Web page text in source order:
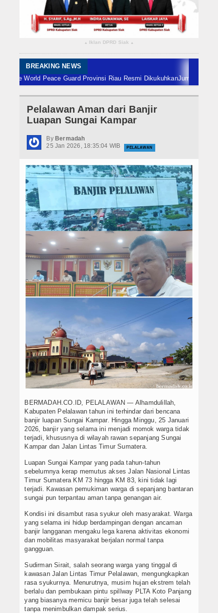
Indragiri Hulu
Kuansing
Siak
Nasional
Hukrim
Iptek
Politik
Berita Foto
Budaya & Pariwisata
Ekbis
Olahraga
▴ Iklan DPRD Siak ▴
BREAKING NEWS
Peace Guard Provinsi Riau Resmi DikukuhkanJumat 7 Agustus,
Pelalawan Aman dari Banjir
Luapan Sungai Kampar
By Bermadah
25 Jan 2026, 18:35:04 WIB
PELALAWAN
BERMADAH.CO.ID, PELALAWAN — Alhamdulillah,
Kabupaten Pelalawan tahun ini terhindar dari bencana
banjir luapan Sungai Kampar. Hingga Minggu, 25 Januari
2026, banjir yang selama ini menjadi momok warga tidak
terjadi, khususnya di wilayah rawan sepanjang Sungai
Kampar dan Jalan Lintas Timur Sumatera.
Luapan Sungai Kampar yang pada tahun-tahun
sebelumnya kerap memutus akses Jalan Nasional Lintas
Timur Sumatera KM 73 hingga KM 83, kini tidak lagi
terjadi. Kawasan pemukiman warga di sepanjang bantaran
sungai pun terpantau aman tanpa genangan air.
Kondisi ini disambut rasa syukur oleh masyarakat. Warga
yang selama ini hidup berdampingan dengan ancaman
banjir langganan mengaku lega karena aktivitas ekonomi
dan mobilitas masyarakat berjalan normal tanpa
gangguan.
Sudirman Sirait, salah seorang warga yang tinggal di
kawasan Jalan Lintas Timur Pelalawan, mengungkapkan
rasa syukurnya. Menurutnya, musim hujan ekstrem telah
berlalu dan pembukaan pintu spillway PLTA Koto Panjang
yang biasanya memicu banjir besar juga telah selesai
tanpa menimbulkan dampak serius.